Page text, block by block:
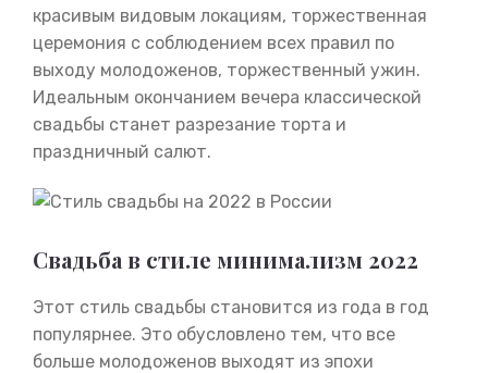
красивым видовым локациям, торжественная
церемония с соблюдением всех правил по
выходу молодоженов, торжественный ужин.
Идеальным окончанием вечера классической
свадьбы станет разрезание торта и
праздничный салют.
Свадьба в стиле минимализм 2022
Этот стиль свадьбы становится из года в год
популярнее. Это обусловлено тем, что все
больше молодоженов выходят из эпохи